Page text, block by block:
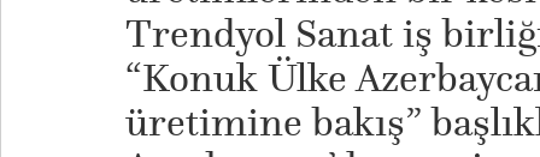
Trendyol Sanat iş
“Konuk Ülke
üretimine bakış”